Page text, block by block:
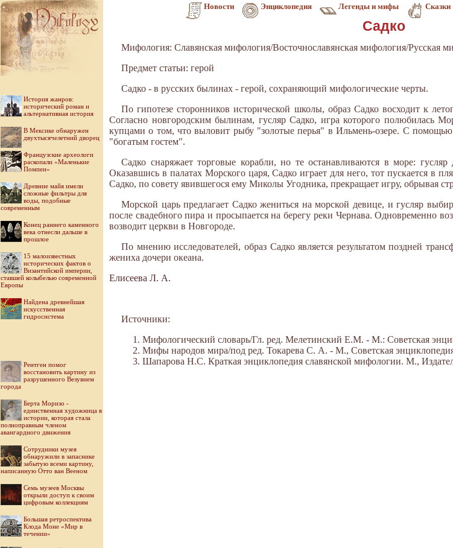
Новости Энциклопедия Легенды и мифы Сказки
История жанров:
исторический роман и
альтернативная история
В Мексике обнаружен
двухтысячелетний дворец
Французские археологи
раскопали «Маленькие
Помпеи»
Древние майя имели
сложные фильтры для
воды, подобные
современным
Конец раннего каменного
века отнесли дальше в
прошлое
15 малоизвестных
исторических фактов о
Византийской империи,
ставшей колыбелью современной
Европы
Найдена древнейшая
искусственная
гидросистема
Рентген помог
восстановить картину из
разрушенного Везувием
города
Берта Моризо -
единственная художница в
истории, которая стала
полноправным членом
авангардного движения
Cотрудники музея
обнаружили в запаснике
забытую всеми картину,
написанную Отто ван Вееном
Семь музеев Москвы
открыли доступ к своим
цифровым коллекциям
Большая ретроспектива
Клода Моне «Мир в
течении»
Садко
Мифология: Славянская мифология/Восточнославянская мифология/Русская
Предмет статьи: герой
Садко - в русских былинах - герой, сохраняющий мифологические черты.
По гипотезе сторонников исторической школы, образ Садко восходит к
Согласно новгородским былинам, гусляр Садко, игра которого полюбилась
купцами о том, что выловит рыбу "золотые перья" в Ильмень-озере. С помощью
"богатым гостем".
Садко снаряжает торговые корабли, но те останавливаются в море:
Оказавшись в палатах Морского царя, Садко играет для него, тот пускается в
Садко, по совету явившегося ему Миколы Угодника, прекращает игру, обрывая
Морской царь предлагает Садко жениться на морской девице, и гусляр
после свадебного пира и просыпается на берегу реки Чернава. Одновременно
возводит церкви в Новгороде.
По мнению исследователей, образ Садко является результатом поздней
жениха дочери океана.
Елисеева Л. А.
Источники:
Мифологический словарь/Гл. ред. Мелетинский Е.М. - М.: Советская
Мифы народов мира/под ред. Токарева С. А. - М., Советская
Шапарова Н.С. Краткая энциклопедия славянской мифологии. М.,